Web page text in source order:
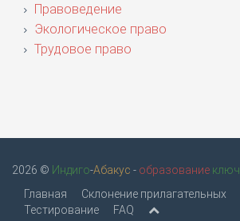
Правоведение
Экологическое право
Трудовое право
2026 © Индиго-Абакус - образование ключ
Главная
Склонение прилагательных
Тестирование
FAQ